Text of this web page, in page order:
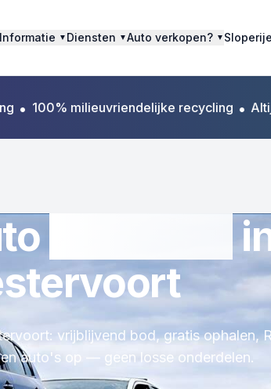
Informatie ▼ Diensten ▼Auto verkopen? ▼
100% milieuvriendelijke recycling • Altijd
vrijblijvend bod, gratis ophalen,
auto's op — geen losse onderdelen.